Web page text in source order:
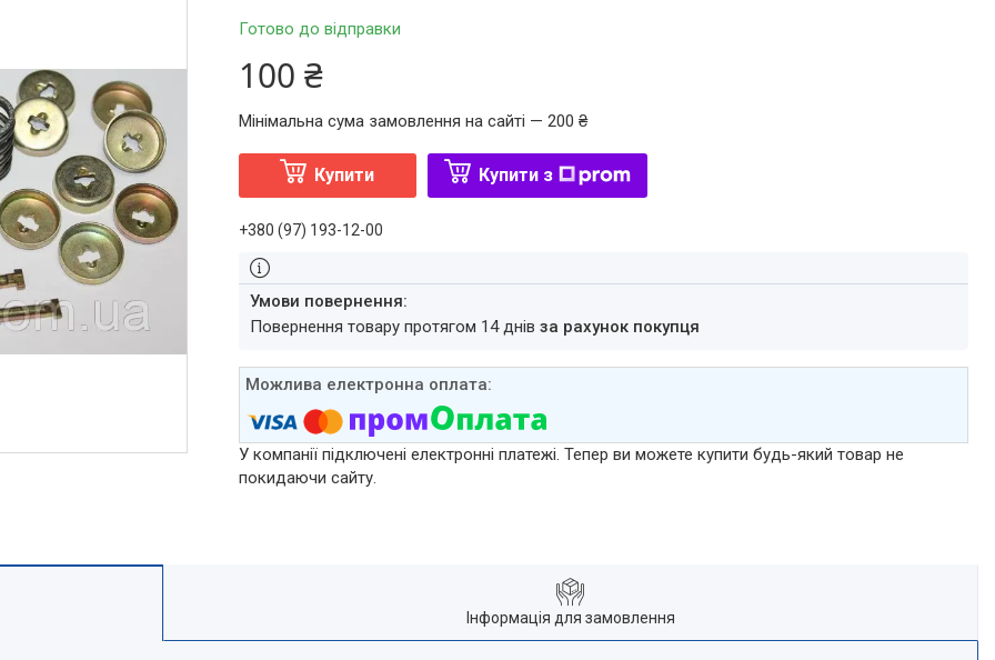
Готово до відправки
100 ₴
Мінімальна сума замовлення на сайті — 200 ₴
Купити Купити з
+380 (97) 193-12-00
повернення товару протягом 14 днів за рахунок покупця
У компанії підключені електронні платежі. Тепер ви можете купити будь-який товар не
покидаючи сайту.
Інформація для замовлення